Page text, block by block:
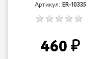
Артикул: ER-10335
460